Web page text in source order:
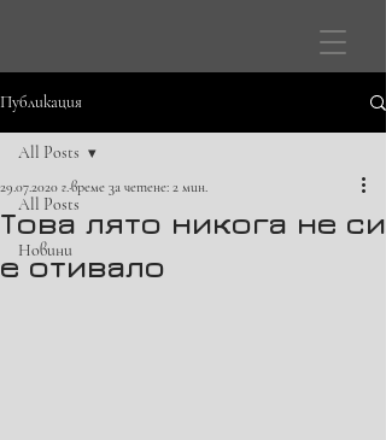
Публикация
All Posts
Новини
All Posts
Това лято никога не си
е отивало
29.07.2020 г.време за четене: 2 мин.